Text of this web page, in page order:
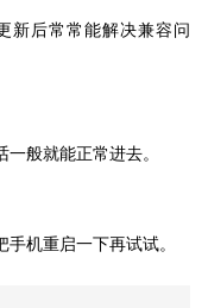
新后常常能解决兼容问
般就能正常进去。
机重启一下再试试。